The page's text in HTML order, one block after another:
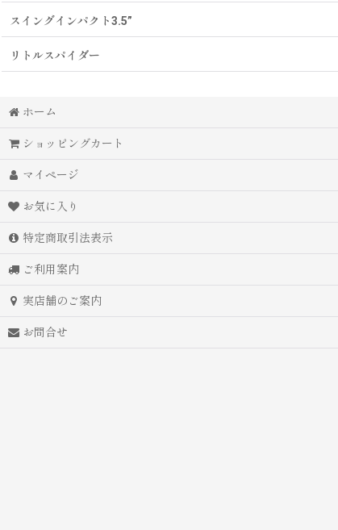
スイングインパクト3.5”
リトルスパイダー
ホーム
ショッピングカート
マイページ
お気に入り
特定商取引法表示
ご利用案内
実店舗のご案内
お問合せ